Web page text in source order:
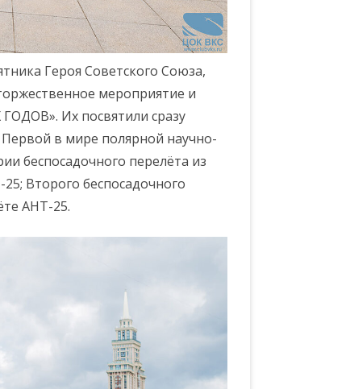
Героя Советского Союза,
мероприятие и
Их посвятили сразу
в мире полярной научно-
беспосадочного перелёта из
Второго беспосадочного
АНТ-25.